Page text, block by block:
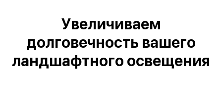
Увеличиваем
долговечность вашего
ландшафтного освещения